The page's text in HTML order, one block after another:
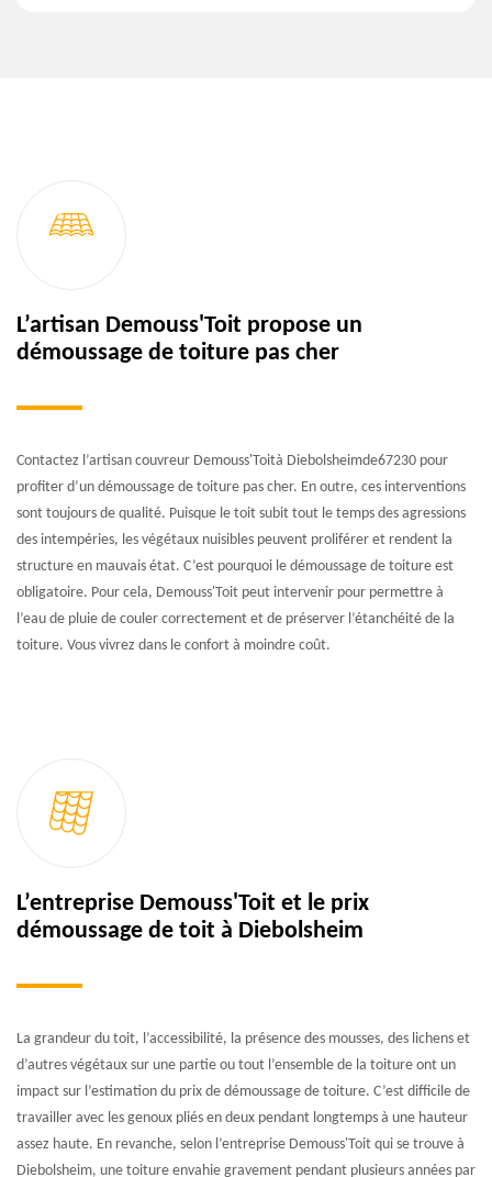
L’artisan Demouss'Toit propose un
démoussage de toiture pas cher
Contactez l’artisan couvreur Demouss'Toità Diebolsheimde67230 pour
profiter d’un démoussage de toiture pas cher. En outre, ces interventions
sont toujours de qualité. Puisque le toit subit tout le temps des agressions
des intempéries, les végétaux nuisibles peuvent proliférer et rendent la
structure en mauvais état. C’est pourquoi le démoussage de toiture est
obligatoire. Pour cela, Demouss'Toit peut intervenir pour permettre à
l’eau de pluie de couler correctement et de préserver l’étanchéité de la
toiture. Vous vivrez dans le confort à moindre coût.
L’entreprise Demouss'Toit et le prix
démoussage de toit à Diebolsheim
La grandeur du toit, l’accessibilité, la présence des mousses, des lichens et
d’autres végétaux sur une partie ou tout l’ensemble de la toiture ont un
impact sur l’estimation du prix de démoussage de toiture. C’est difficile de
travailler avec les genoux pliés en deux pendant longtemps à une hauteur
assez haute. En revanche, selon l’entreprise Demouss'Toit qui se trouve à
Diebolsheim, une toiture envahie gravement pendant plusieurs années par